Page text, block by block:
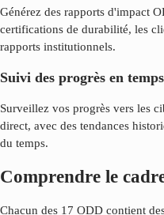
Générez des rapports d'impact
certifications de durabilité, les
rapports institutionnels.
Suivi des progrès en
Surveillez vos progrès vers les
direct, avec des tendances
du temps.
Comprendre le
Chacun des 17 ODD contient